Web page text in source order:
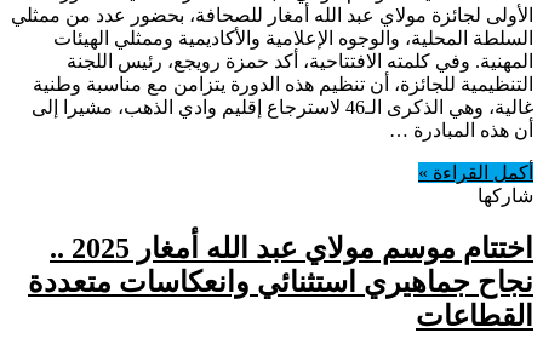
الأولى لجائزة مولاي عبد الله أمغار للصحافة، بحضور عدد من ممثلي
السلطة المحلية، والوجوه الإعلامية والأكاديمية وممثلي الهيئات
المهنية. وفي كلمته الافتتاحية، أكد حمزة رويجع، رئيس اللجنة
التنظيمية للجائزة، أن تنظيم هذه الدورة يتزامن مع مناسبة وطنية
غالية، وهي الذكرى الـ46 لاسترجاع إقليم وادي الذهب، مشيرا إلى
أن هذه المبادرة …
أكمل القراءة »
شاركها
اختتام موسم مولاي عبد الله أمغار 2025 ..
نجاح جماهيري استثنائي وانعكاسات متعددة
القطاعات